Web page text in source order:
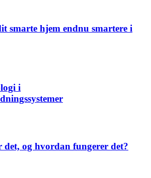
smarte hjem endnu smartere i
i
det, og hvordan fungerer det?